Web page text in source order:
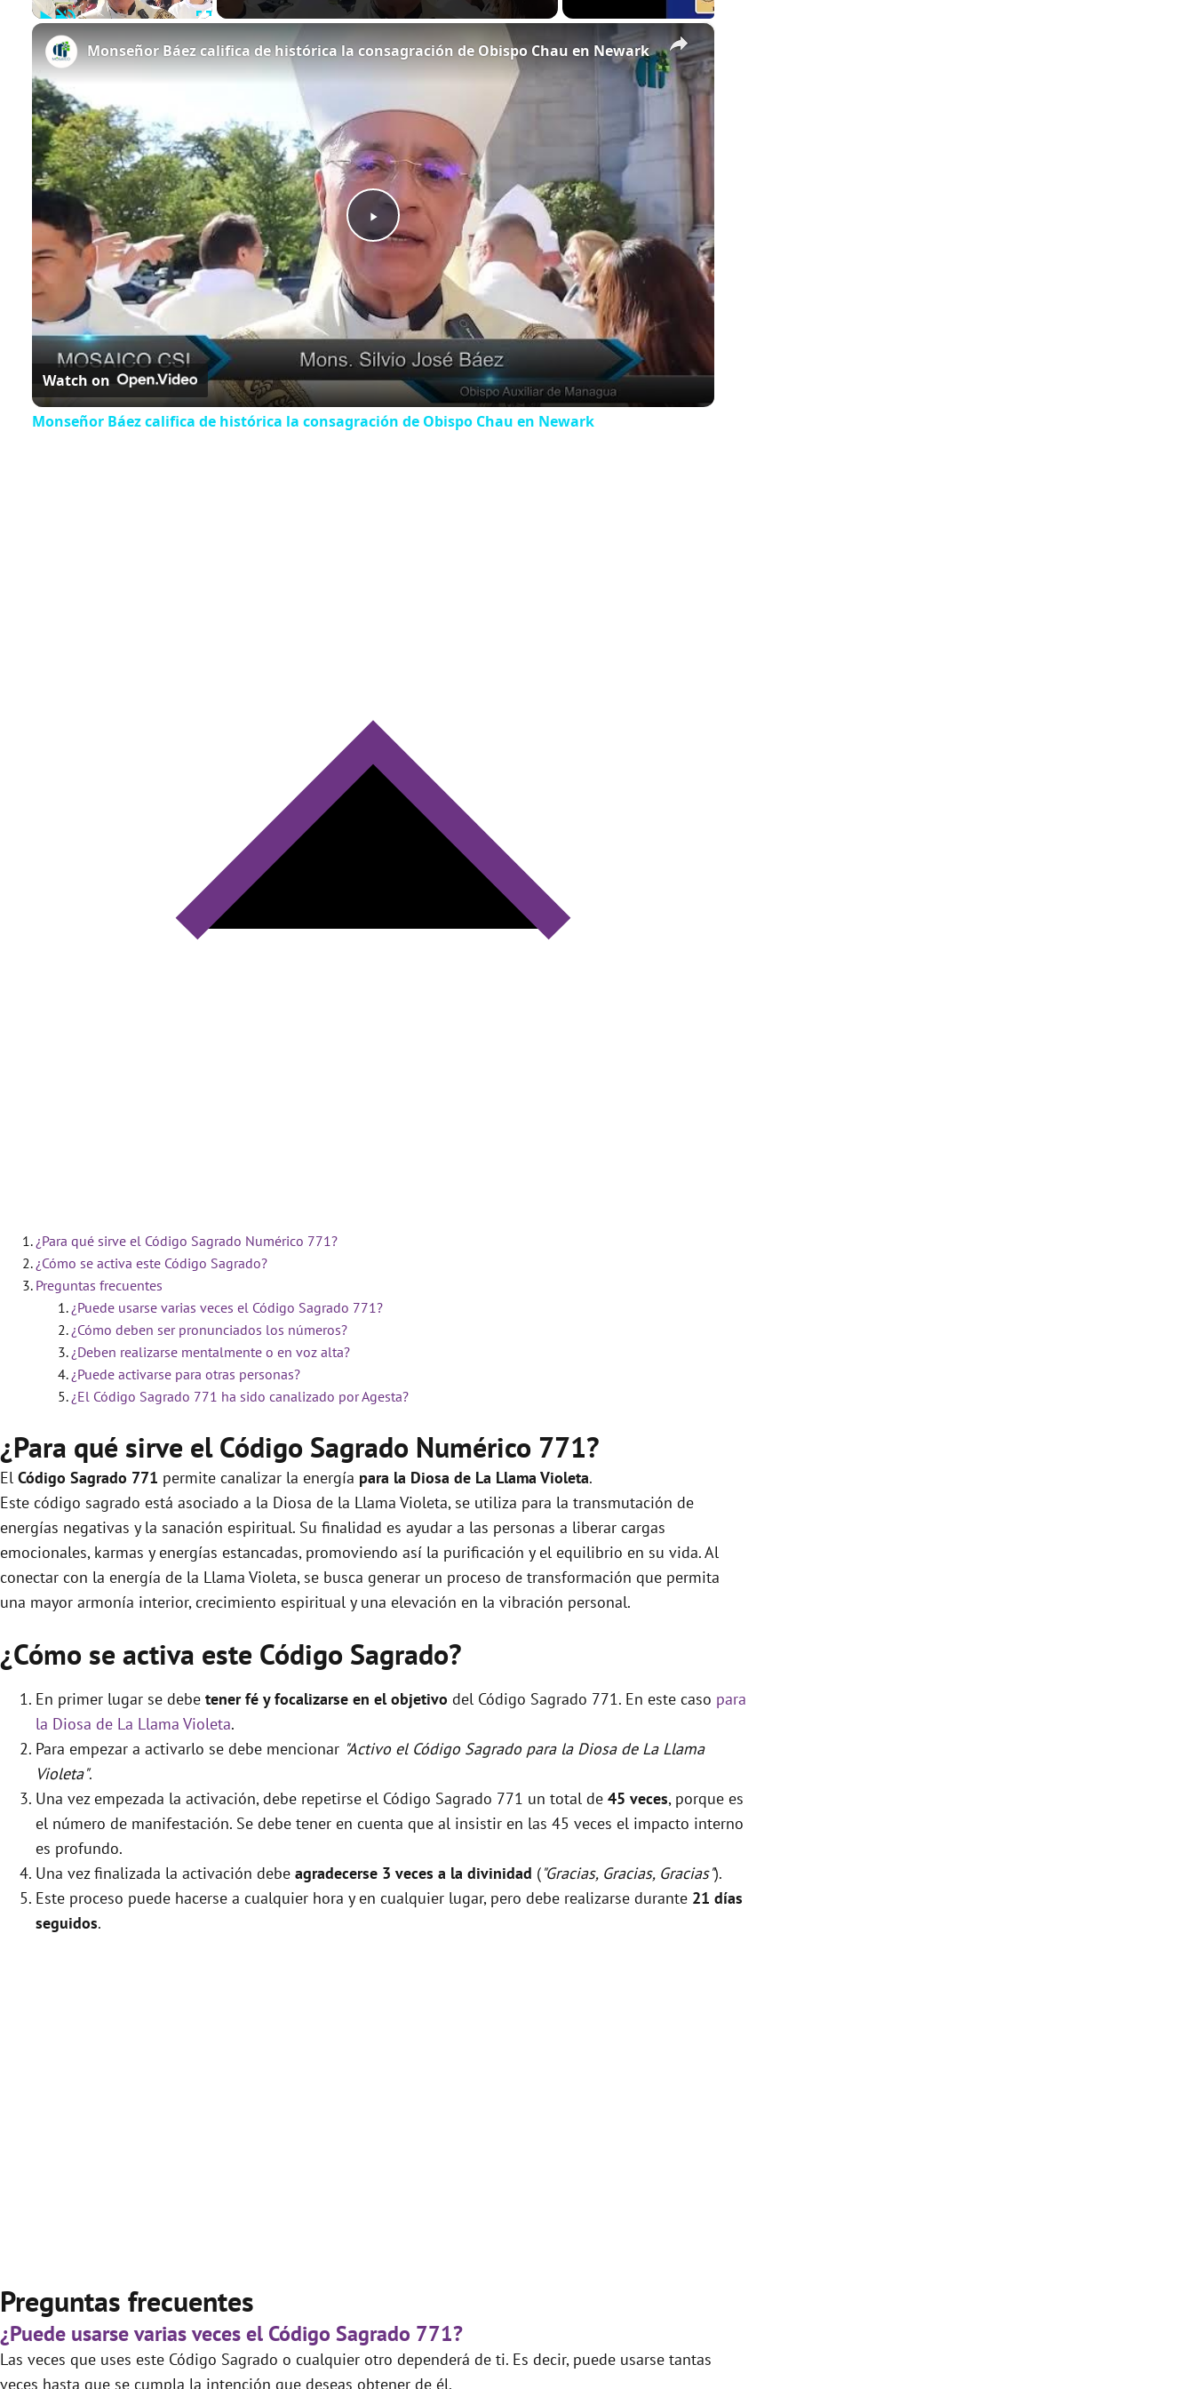
PlayUnmute Fullscreen ×
Play
Video
Monseñor Báez califica de histórica la consagración de Obispo Chau en Newark
Watch on
Monseñor Báez califica de histórica la consagración de Obispo Chau en Newark
¿Para qué sirve el Código Sagrado Numérico 771?
¿Cómo se activa este Código Sagrado?
Preguntas frecuentes
¿Puede usarse varias veces el Código Sagrado 771?
¿Cómo deben ser pronunciados los números?
¿Deben realizarse mentalmente o en voz alta?
¿Puede activarse para otras personas?
¿El Código Sagrado 771 ha sido canalizado por Agesta?
¿Para qué sirve el Código Sagrado Numérico 771?
El Código Sagrado 771 permite canalizar la energía para la Diosa de La Llama Violeta.
Este código sagrado está asociado a la Diosa de la Llama Violeta, se utiliza para la transmutación de
energías negativas y la sanación espiritual. Su finalidad es ayudar a las personas a liberar cargas
emocionales, karmas y energías estancadas, promoviendo así la purificación y el equilibrio en su vida. Al
conectar con la energía de la Llama Violeta, se busca generar un proceso de transformación que permita
una mayor armonía interior, crecimiento espiritual y una elevación en la vibración personal.
¿Cómo se activa este Código Sagrado?
En primer lugar se debe tener fé y focalizarse en el objetivo del Código Sagrado 771. En este caso para
la Diosa de La Llama Violeta.
Para empezar a activarlo se debe mencionar "Activo el Código Sagrado para la Diosa de La Llama
Violeta".
Una vez empezada la activación, debe repetirse el Código Sagrado 771 un total de 45 veces, porque es
el número de manifestación. Se debe tener en cuenta que al insistir en las 45 veces el impacto interno
es profundo.
Una vez finalizada la activación debe agradecerse 3 veces a la divinidad ("Gracias, Gracias, Gracias").
Este proceso puede hacerse a cualquier hora y en cualquier lugar, pero debe realizarse durante 21 días
seguidos.
Preguntas frecuentes
¿Puede usarse varias veces el Código Sagrado 771?
Las veces que uses este Código Sagrado o cualquier otro dependerá de ti. Es decir, puede usarse tantas
veces hasta que se cumpla la intención que deseas obtener de él.